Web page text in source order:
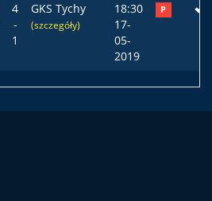
4
-
1
GKS Tychy
(szczegóły)
18:30
17-
05-
2019
P